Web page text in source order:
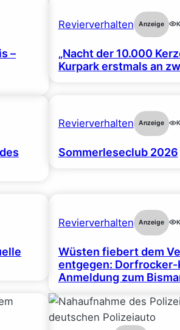
–
Revierverhalten Anzeige
„Nacht der 10.000
Kurpark erstmals an
Revierverhalten Anzeige
Sommerleseclub 2026
Revierverhalten Anzeige
Wüsten fiebert dem
entgegen: Dorfrocker-
Anmeldung zum